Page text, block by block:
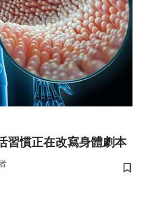
你的生活習慣正在改寫身體劇本
儲